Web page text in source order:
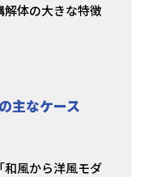
体の大きな特徴
主なケース
和風から洋風モダ